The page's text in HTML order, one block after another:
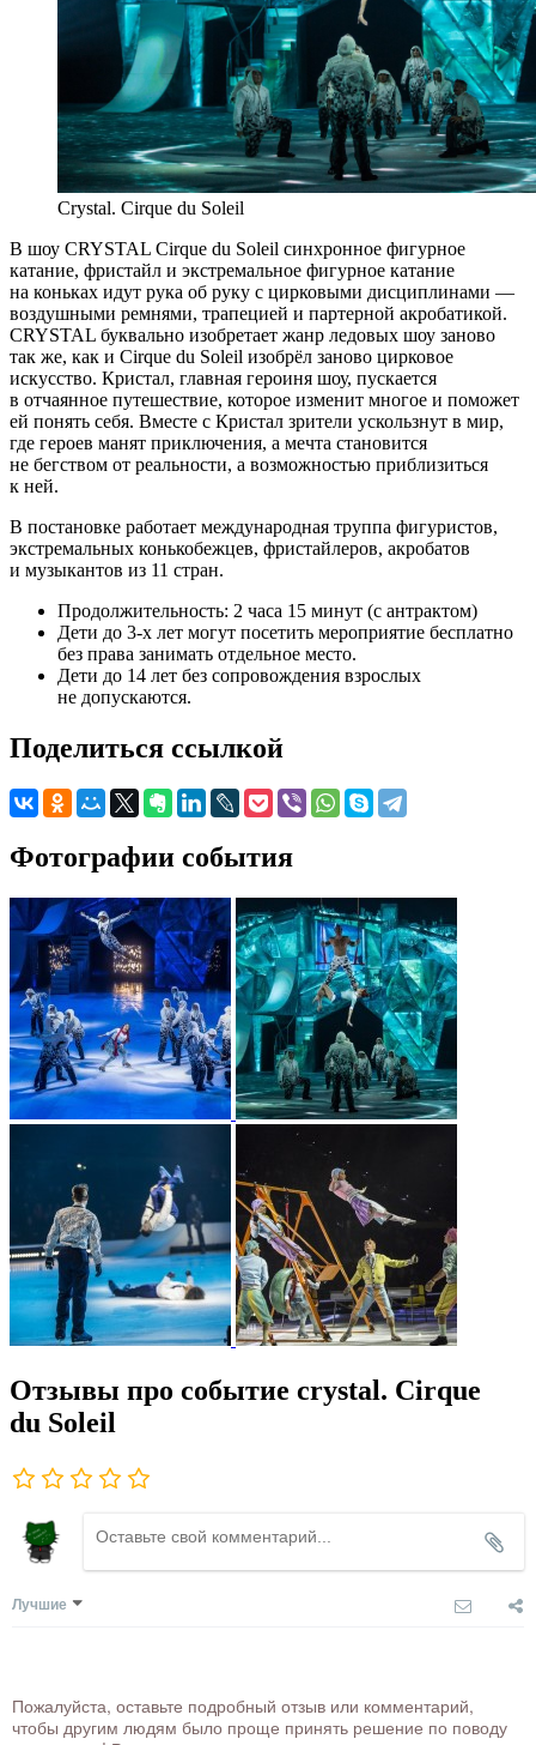
Crystal. Cirque du Soleil
В шоу CRYSTAL Cirque du Soleil синхронное фигурное
катание, фристайл и экстремальное фигурное катание
на коньках идут рука об руку с цирковыми дисциплинами —
воздушными ремнями, трапецией и партерной акробатикой.
CRYSTAL буквально изобретает жанр ледовых шоу заново
так же, как и Cirque du Soleil изобрёл заново цирковое
искусство. Кристал, главная героиня шоу, пускается
в отчаянное путешествие, которое изменит многое и поможет
ей понять себя. Вместе с Кристал зрители ускользнут в мир,
где героев манят приключения, а мечта становится
не бегством от реальности, а возможностью приблизиться
к ней.
В постановке работает международная труппа фигуристов,
экстремальных конькобежцев, фристайлеров, акробатов
и музыкантов из 11 стран.
Продолжительность: 2 часа 15 минут (с антрактом)
Дети до 3-х лет могут посетить мероприятие бесплатно
без права занимать отдельное место.
Дети до 14 лет без сопровождения взрослых
не допускаются.
Поделиться ссылкой
Фотографии события
Отзывы про событие crystal. Cirque
du Soleil
Лучшие
Пожалуйста, оставьте подробный отзыв или комментарий,
чтобы другим людям было проще принять решение по поводу